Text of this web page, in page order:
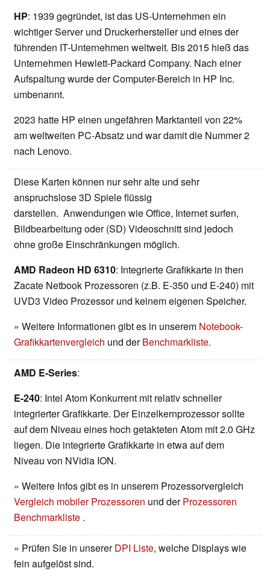
HP: 1939 gegründet, ist das US-Unternehmen ein
wichtiger Server und Druckerhersteller und eines der
führenden IT-Unternehmen weltweit. Bis 2015 hieß das
Unternehmen Hewlett-Packard Company. Nach einer
Aufspaltung wurde der Computer-Bereich in HP Inc.
umbenannt.
2023 hatte HP einen ungefähren Marktanteil von 22%
am weltweiten PC-Absatz und war damit die Nummer 2
nach Lenovo.
Diese Karten können nur sehr alte und sehr
anspruchslose 3D Spiele flüssig
darstellen. Anwendungen wie Office, Internet surfen,
Bildbearbeitung oder (SD) Videoschnitt sind jedoch
ohne große Einschränkungen möglich.
AMD Radeon HD 6310: Integrierte Grafikkarte in then
Zacate Netbook Prozessoren (z.B. E-350 und E-240) mit
UVD3 Video Prozessor und keinem eigenen Speicher.
» Weitere Informationen gibt es in unserem Notebook-
Grafikkartenvergleich und derBenchmarkliste.
AMD E-Series:
E-240: Intel Atom Konkurrent mit relativ schneller
integrierter Grafikkarte. Der Einzelkernprozessor sollte
auf dem Niveau eines hoch getakteten Atom mit 2.0 GHz
liegen. Die integrierte Grafikkarte in etwa auf dem
Niveau von NVidia ION.
» Weitere Infos gibt es in unserem Prozessorvergleich
Vergleich mobiler Prozessoren und derProzessoren
Benchmarkliste .
» Prüfen Sie in unsererDPI Liste, welche Displays wie
fein aufgelöst sind.